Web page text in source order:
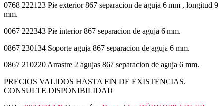
0768 222123 Pie exterior 867 separacion de aguja 6 mm , longitud 9
mm.
0067 222343 Pie interior 867 separacion de aguja 6 mm.
0867 230134 Soporte aguja 867 separacion de aguja 6 mm.
0867 210220 Arrastre 2 agujas 867 separacion de aguja 6 mm.
PRECIOS VALIDOS HASTA FIN DE EXISTENCIAS.
CONSULTE DISPONIBILIDAD